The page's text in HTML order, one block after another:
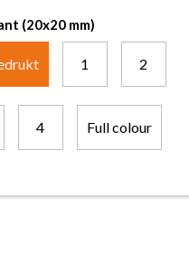
(20x20 mm)
1 2
4 Full colour